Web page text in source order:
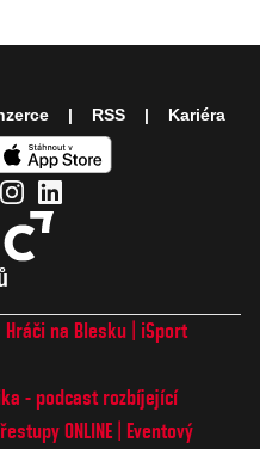
Hráči na Blesku
iSport
- podcast rozbíjející
ONLINE
Eventový
RSS Kariéra